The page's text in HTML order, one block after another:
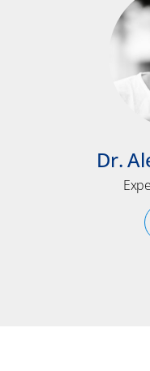
Dr.